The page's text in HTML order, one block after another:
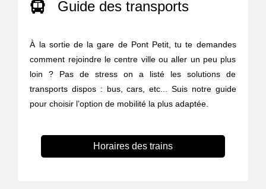
Guide des transports
À la sortie de la gare de Pont Petit, tu te demandes
comment rejoindre le centre ville ou aller un peu plus
loin ? Pas de stress on a listé les solutions de
transports dispos : bus, cars, etc... Suis notre guide
pour choisir l’option de mobilité la plus adaptée.
Horaires des trains